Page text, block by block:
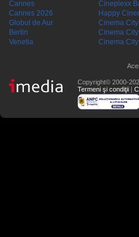
Cannes
Cannes 2026
Globul de Aur
Berlin
Venetia
Cineplexx
Happy
Cinema
Cinema City
Cinema
Copyright© 2000-
Termeni şi condiţii |